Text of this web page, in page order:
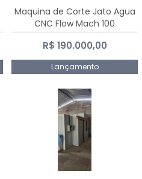
Maquina de Corte Jato Agua
CNC Flow Mach 100
R$ 190.000,00
Lançamento